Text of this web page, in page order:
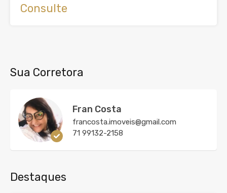
Consulte
Sua Corretora
Fran Costa
francosta.imoveis@gmail.com
71 99132-2158
Destaques